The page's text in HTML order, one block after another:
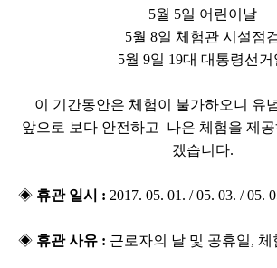
5월 5일 어린이날
5월 8일 체험관 시설점
5월 9일 19대 대통령선거
이 기간동안은 체험이 불가하오니 유
앞으로 보다 안전하고 나은 체험을 제공
겠습니다.​
◈ ​ 휴관 일시 : 2017. 05. 01. / 05. 03. / 05.
◈ 휴관 사유 : 근로자의 날 및 공휴일, 체